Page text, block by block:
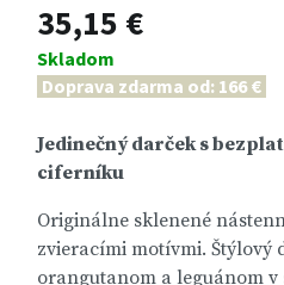
35,15 €
Skladom
Doprava zdarma od: 166 €
Jedinečný darček s
ciferníku
Originálne sklenené
zvieracími motívmi. Štýlový
orangutanom a leguánom